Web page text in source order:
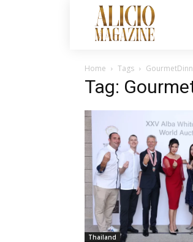
Home Tags
Tag:
Thailand